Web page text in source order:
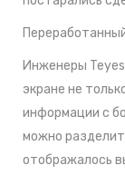
Инженеры
экране не
информации с
можно
отображалось